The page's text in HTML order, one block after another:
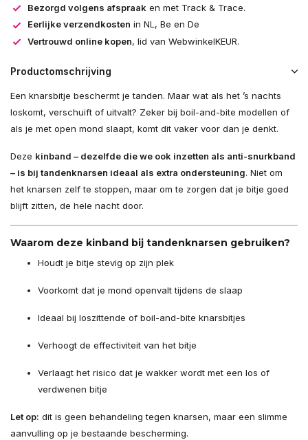
Bezorgd volgens afspraak en met Track & Trace.
Eerlijke verzendkosten in NL, Be en De
Vertrouwd online kopen, lid van WebwinkelKEUR.
Productomschrijving
Een knarsbitje beschermt je tanden. Maar wat als het ’s nachts
loskomt, verschuift of uitvalt? Zeker bij boil-and-bite modellen of
als je met open mond slaapt, komt dit vaker voor dan je denkt.
Deze kinband – dezelfde die we ook inzetten als anti-snurkband
– is bij tandenknarsen ideaal als extra ondersteuning. Niet om
het knarsen zelf te stoppen, maar om te zorgen dat je bitje goed
blijft zitten, de hele nacht door.
Waarom deze kinband bij tandenknarsen gebruiken?
Houdt je bitje stevig op zijn plek
Voorkomt dat je mond openvalt tijdens de slaap
Ideaal bij loszittende of boil-and-bite knarsbitjes
Verhoogt de effectiviteit van het bitje
Verlaagt het risico dat je wakker wordt met een los of
verdwenen bitje
Let op: dit is geen behandeling tegen knarsen, maar een slimme
aanvulling op je bestaande bescherming.